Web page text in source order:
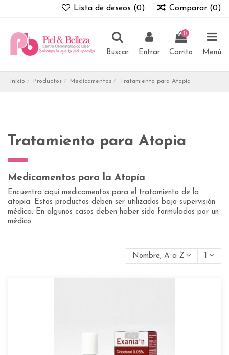
Lista de deseos (0) Comparar (0)
Buscar Entrar
0
Carrito Menú
Inicio Productos Medicamentos Tratamiento para Atopia
Tratamiento para Atopia
Medicamentos para la Atopía
Encuentra aquí medicamentos para el tratamiento de la
atopia. Estos productos deben ser utilizados bajo supervisión
médica. En algunos casos deben haber sido formulados por un
médico.
Nombre, A a Z 1